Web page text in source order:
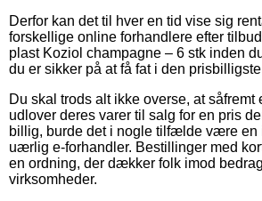
Derfor kan det til hver en tid vise sig
forskellige online forhandlere efter
plast Koziol champagne – 6 stk inden
du er sikker på at få fat i den
Du skal trods alt ikke overse, at
udlover deres varer til salg for en pris
billig, burde det i nogle tilfælde være en
uærlig e-forhandler. Bestillinger med
en ordning, der dækker folk imod
virksomheder.